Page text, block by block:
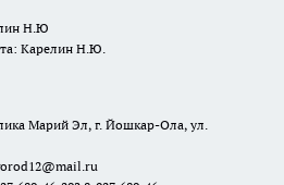
Н.Ю
Карелин Н.Ю.
Марий Эл, г. Йошкар-Ола, ул.